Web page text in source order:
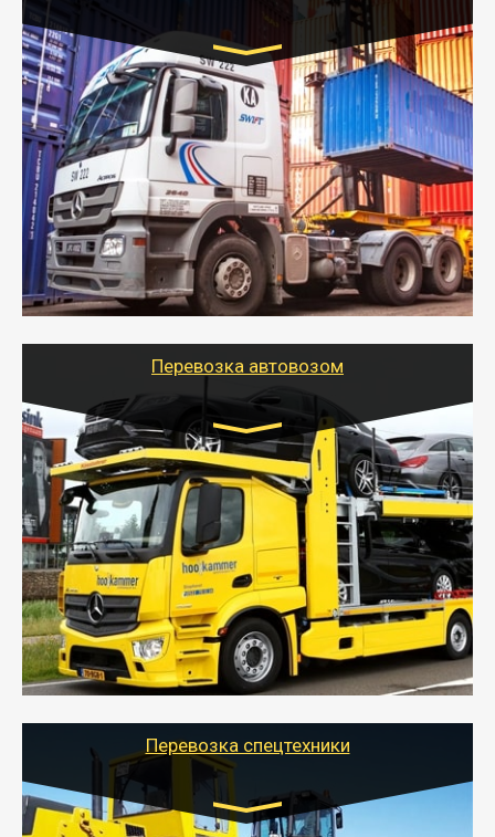
Цена за км. Рассчитывается
индивидуально
- Контейнерные грузоперевозки на специальном
оборудованном транспорте быстро, качественно и
безопасно.
- Наша транспортная компания поможет
организовать доставку в порт и из порта
стандартных контейнеров на контейнеровозе,
шаландах и площадках (открытых кузовах),
используя надежные крепления.
Перевозка автовозом
Цена за км. Рассчитывается
индивидуально
- Перевозка автовозом от Тайгер Логистик – это
быстрый и безопасный способ доставить несколько
легковых автомобилей за одну поездку в другой
город.
- Наша транспортная компания организует доставку
машин автовозом, подобрав оптимальный маршрут с
учетом всех особенности по пути следования.
Перевозка спецтехники